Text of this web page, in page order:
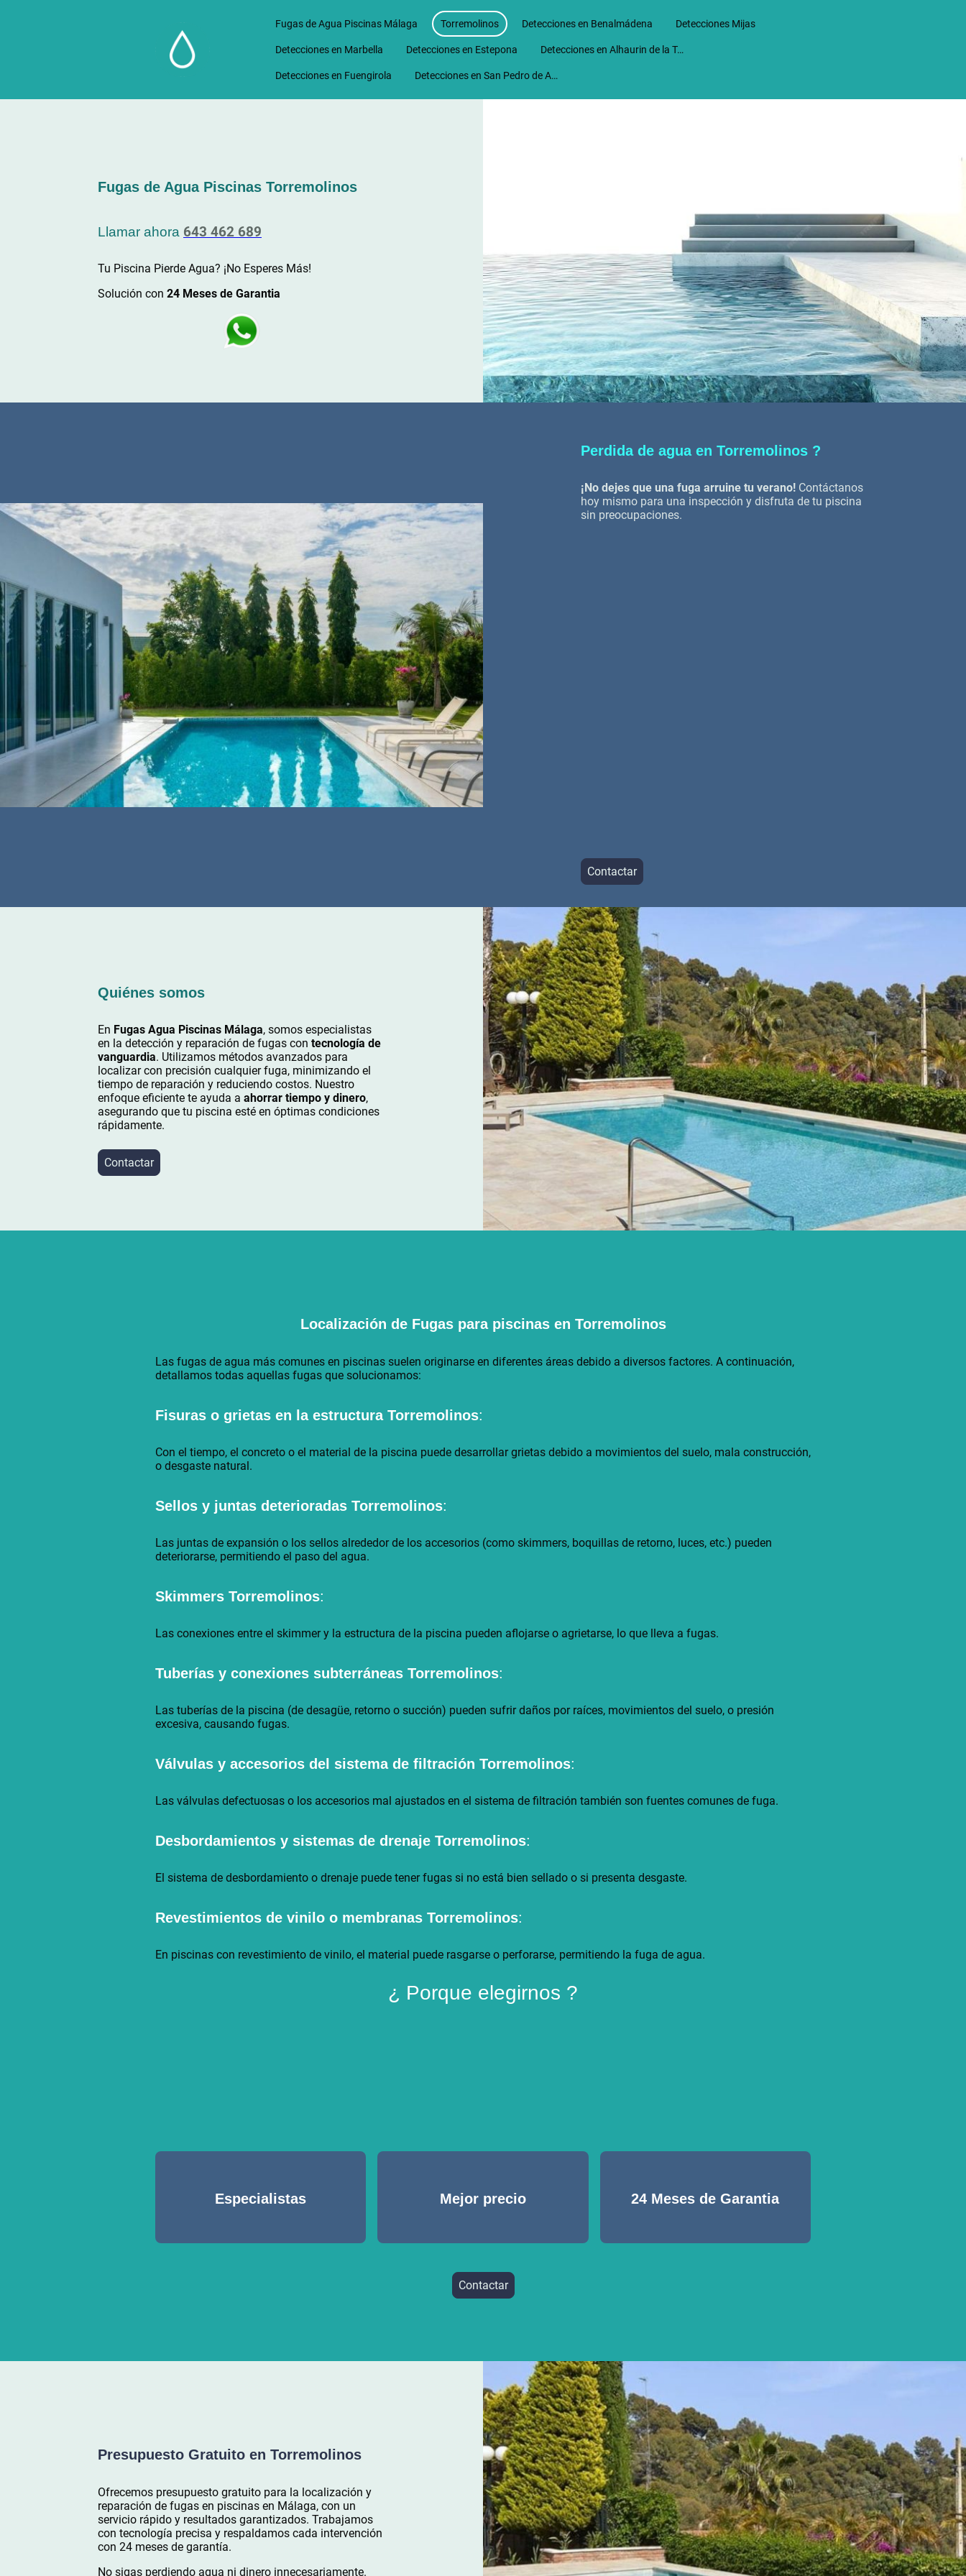
Fugas de Agua Piscinas Málaga Torremolinos Detecciones en Benalmádena Detecciones Mijas
Detecciones en Marbella Detecciones en Estepona Detecciones en Alhaurin de la Torre
Detecciones en Fuengirola Detecciones en San Pedro de Alcantara
Fugas de Agua Piscinas Torremolinos
Llamar ahora 643 462 689
Tu Piscina Pierde Agua? ¡No Esperes Más!
Solución con 24 Meses de Garantia
Perdida de agua en Torremolinos ?
¡No dejes que una fuga arruine tu verano! Contáctanos
hoy mismo para una inspección y disfruta de tu piscina
sin preocupaciones.
Contactar
Quiénes somos
En Fugas Agua Piscinas Málaga, somos especialistas
en la detección y reparación de fugas con tecnología de
vanguardia. Utilizamos métodos avanzados para
localizar con precisión cualquier fuga, minimizando el
tiempo de reparación y reduciendo costos. Nuestro
enfoque eficiente te ayuda a ahorrar tiempo y dinero,
asegurando que tu piscina esté en óptimas condiciones
rápidamente.
Contactar
Localización de Fugas para piscinas en Torremolinos
Las fugas de agua más comunes en piscinas suelen originarse en diferentes áreas debido a diversos factores. A continuación,
detallamos todas aquellas fugas que solucionamos:
Fisuras o grietas en la estructura Torremolinos:
Con el tiempo, el concreto o el material de la piscina puede desarrollar grietas debido a movimientos del suelo, mala construcción,
o desgaste natural.
Sellos y juntas deterioradas Torremolinos:
Las juntas de expansión o los sellos alrededor de los accesorios (como skimmers, boquillas de retorno, luces, etc.) pueden
deteriorarse, permitiendo el paso del agua.
Skimmers Torremolinos:
Las conexiones entre el skimmer y la estructura de la piscina pueden aflojarse o agrietarse, lo que lleva a fugas.
Tuberías y conexiones subterráneas Torremolinos:
Las tuberías de la piscina (de desagüe, retorno o succión) pueden sufrir daños por raíces, movimientos del suelo, o presión
excesiva, causando fugas.
Válvulas y accesorios del sistema de filtración Torremolinos:
Las válvulas defectuosas o los accesorios mal ajustados en el sistema de filtración también son fuentes comunes de fuga.
Desbordamientos y sistemas de drenaje Torremolinos:
El sistema de desbordamiento o drenaje puede tener fugas si no está bien sellado o si presenta desgaste.
Revestimientos de vinilo o membranas Torremolinos:
En piscinas con revestimiento de vinilo, el material puede rasgarse o perforarse, permitiendo la fuga de agua.
¿ Porque elegirnos ?
Especialistas Mejor precio 24 Meses de Garantia
Contactar
Presupuesto Gratuito en Torremolinos
Ofrecemos presupuesto gratuito para la localización y
reparación de fugas en piscinas en Málaga, con un
servicio rápido y resultados garantizados. Trabajamos
con tecnología precisa y respaldamos cada intervención
con 24 meses de garantía.
No sigas perdiendo agua ni dinero innecesariamente.